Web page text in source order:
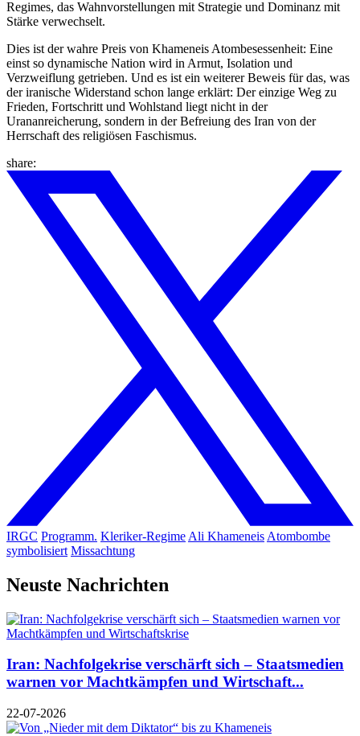
Regimes, das Wahnvorstellungen mit Strategie und Dominanz mit
Stärke verwechselt.
Dies ist der wahre Preis von Khameneis Atombesessenheit: Eine
einst so dynamische Nation wird in Armut, Isolation und
Verzweiflung getrieben. Und es ist ein weiterer Beweis für das, was
der iranische Widerstand schon lange erklärt: Der einzige Weg zu
Frieden, Fortschritt und Wohlstand liegt nicht in der
Urananreicherung, sondern in der Befreiung des Iran von der
Herrschaft des religiösen Faschismus.
share:
IRGC Programm. Kleriker-Regime Ali Khameneis Atombombe
symbolisiert Missachtung
Neuste Nachrichten
Iran: Nachfolgekrise verschärft sich – Staatsmedien
warnen vor Machtkämpfen und Wirtschaft...
22-07-2026